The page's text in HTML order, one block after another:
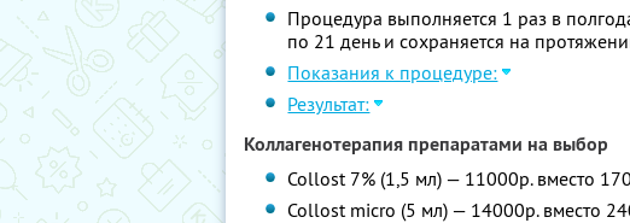
Процедура выполняется 1 раз в
по 21 день и сохраняется на
Показания к процедуре:
Результат:
Коллагенотерапия препаратами на выбор
Collost 7% (1,5 мл) — 11000р. вместо
Collost micro (5 мл) — 14000р. вместо